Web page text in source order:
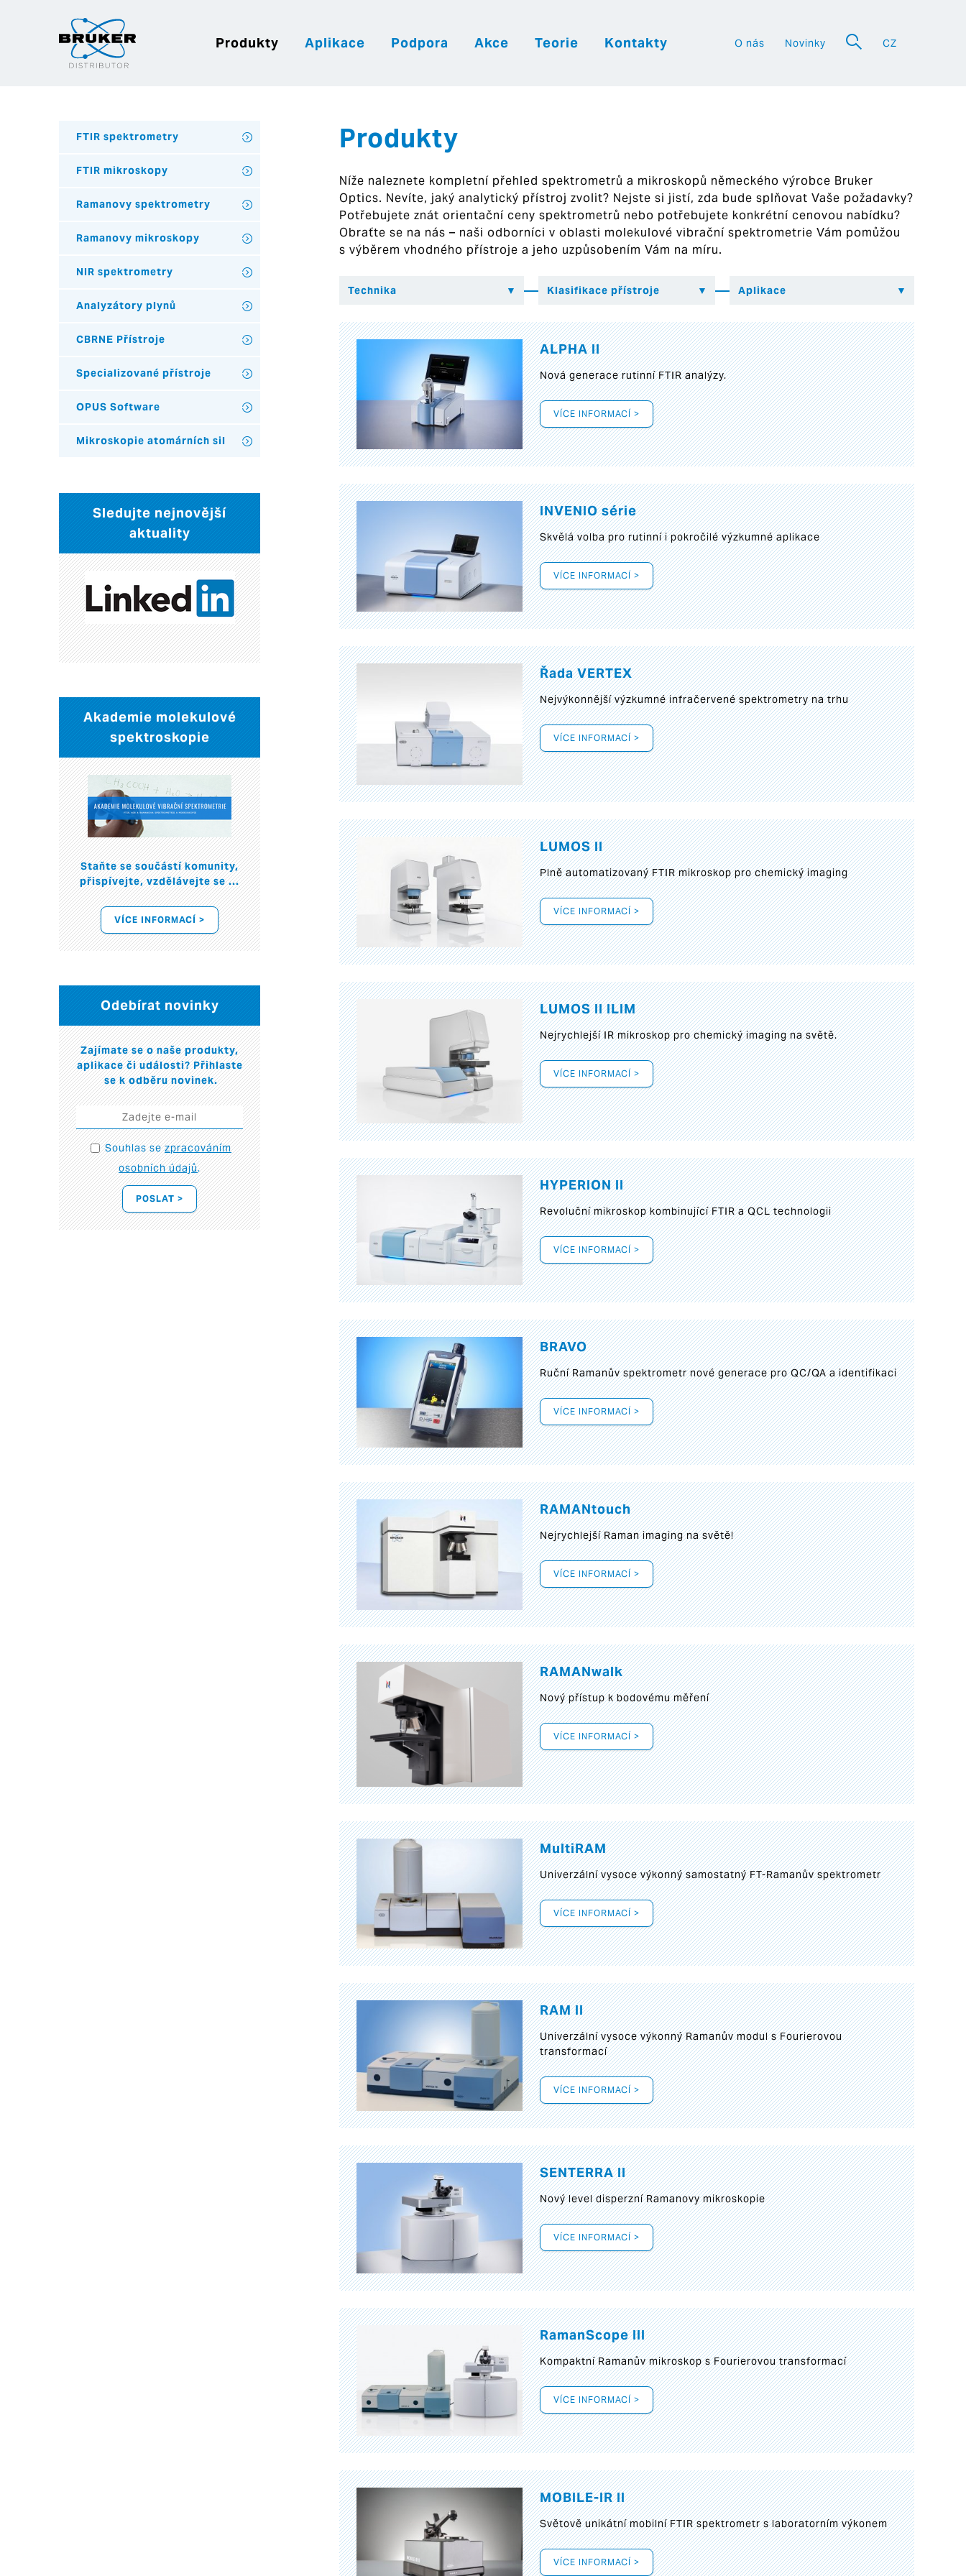
Produkty Aplikace Podpora Akce Teorie Kontakty O nás Novinky CZ
Produkty
Níže naleznete kompletní přehled spektrometrů a mikroskopů německého výrobce Bruker
Optics. Nevíte, jaký analytický přístroj zvolit? Nejste si jistí, zda bude splňovat Vaše požadavky?
Potřebujete znát orientační ceny spektrometrů nebo potřebujete konkrétní cenovou nabídku?
Obraťte se na nás – naši odborníci v oblasti molekulové vibrační spektrometrie Vám pomůžou
s výběrem vhodného přístroje a jeho uzpůsobením Vám na míru.
ALPHA II
Nová generace rutinní FTIR analýzy.
VÍCE INFORMACÍ >
INVENIO série
Skvělá volba pro rutinní i pokročilé výzkumné aplikace
VÍCE INFORMACÍ >
Řada VERTEX
Nejvýkonnější výzkumné infračervené spektrometry na trhu
VÍCE INFORMACÍ >
LUMOS II
Plně automatizovaný FTIR mikroskop pro chemický imaging
VÍCE INFORMACÍ >
LUMOS II ILIM
Nejrychlejší IR mikroskop pro chemický imaging na světě.
VÍCE INFORMACÍ >
HYPERION II
Revoluční mikroskop kombinující FTIR a QCL technologii
VÍCE INFORMACÍ >
BRAVO
Ruční Ramanův spektrometr nové generace pro QC/QA a identifikaci
VÍCE INFORMACÍ >
RAMANtouch
Nejrychlejší Raman imaging na světě!
VÍCE INFORMACÍ >
RAMANwalk
Nový přístup k bodovému měření
VÍCE INFORMACÍ >
MultiRAM
Univerzální vysoce výkonný samostatný FT-Ramanův spektrometr
VÍCE INFORMACÍ >
RAM II
Univerzální vysoce výkonný Ramanův modul s Fourierovou
transformací
VÍCE INFORMACÍ >
SENTERRA II
Nový level disperzní Ramanovy mikroskopie
VÍCE INFORMACÍ >
RamanScope III
Kompaktní Ramanův mikroskop s Fourierovou transformací
VÍCE INFORMACÍ >
MOBILE-IR II
Světově unikátní mobilní FTIR spektrometr s laboratorním výkonem
VÍCE INFORMACÍ >
FTIR spektrometry
FTIR mikroskopy
Ramanovy spektrometry
Ramanovy mikroskopy
NIR spektrometry
Analyzátory plynů
CBRNE Přístroje
Specializované přístroje
OPUS Software
Mikroskopie atomárních sil
Sledujte nejnovější
aktuality
Akademie molekulové
spektroskopie
Staňte se součástí komunity,
přispívejte, vzdělávejte se ...
VÍCE INFORMACÍ >
Odebírat novinky
Zajímate se o naše produkty,
aplikace či události? Přihlaste
se k odběru novinek.
Souhlas sezpracováním
osobních údajů.
POSLAT >